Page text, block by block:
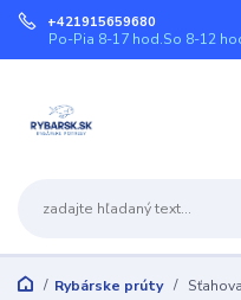
+421915659680
Po-Pia 8-17 hod.So 8-12
Rybárske prúty